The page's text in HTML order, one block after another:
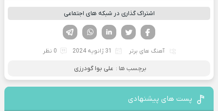
اشتراک گذاری در شبکه های اجتماعی
لینکدین تویتر
فیسوک
آهنگ های برتر 31 ژانویه 2024 0 نظر
برچسب ها : علی بوا گودرزی
پست های پیشنهادی